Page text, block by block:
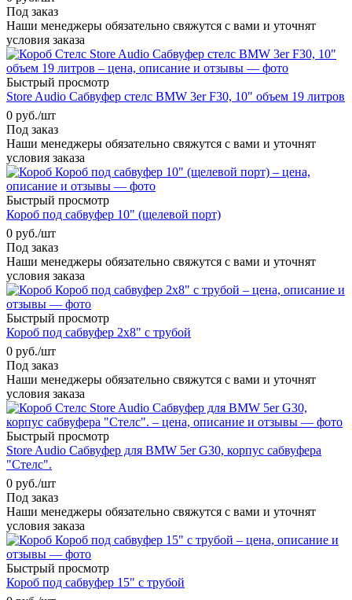
Под заказ
Наши менеджеры обязательно свяжутся с вами и уточнят
условия заказа
Быстрый просмотр
Store Audio Сабвуфер стелс BMW 3er F30, 10" объем 19 литров
0 руб./шт
Под заказ
Наши менеджеры обязательно свяжутся с вами и уточнят
условия заказа
Быстрый просмотр
Короб под сабвуфер 10" (щелевой порт)
0 руб./шт
Под заказ
Наши менеджеры обязательно свяжутся с вами и уточнят
условия заказа
Быстрый просмотр
Короб под сабвуфер 2x8" с трубой
0 руб./шт
Под заказ
Наши менеджеры обязательно свяжутся с вами и уточнят
условия заказа
Быстрый просмотр
Store Audio Сабвуфер для BMW 5er G30, корпус сабвуфера
"Стелс".
0 руб./шт
Под заказ
Наши менеджеры обязательно свяжутся с вами и уточнят
условия заказа
Быстрый просмотр
Короб под сабвуфер 15" с трубой